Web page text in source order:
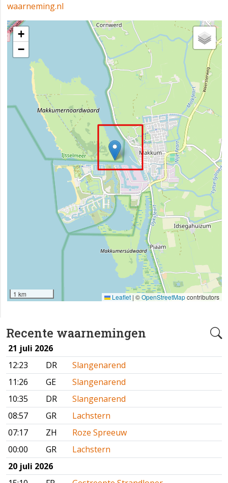
Recente waarnemingen
21 juli 2026
12:23
DR
Slangenarend
11:26
GE
Slangenarend
10:35
DR
Slangenarend
08:57
GR
Lachstern
07:17
ZH
Roze Spreeuw
00:00
GR
Lachstern
20 juli 2026
waarneming.nl
+
−
1 km Leaflet | ©OpenStreetMapcontributors